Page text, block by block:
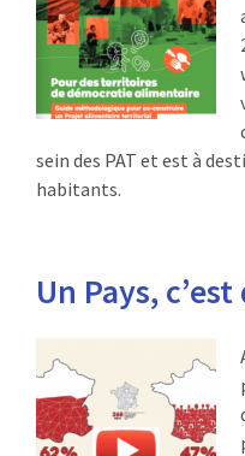
sein des PAT et est à
habitants.
Un Pays,